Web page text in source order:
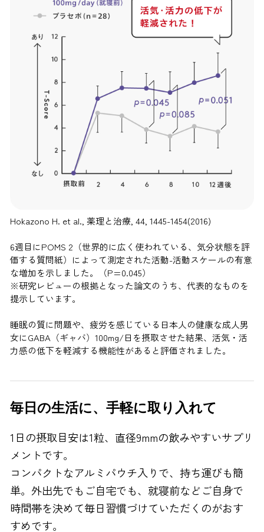
Hokazono H. et al., 薬理と治療, 44, 1445-1454(2016)
6週目にPOMS 2（世界的に広く使われている、気分状態を評
価する質問紙）によって測定された活動-活動スケールの有意
な増加を示しました。（P=0.045）
※研究レビューの根拠となった論文のうち、代表的なものを
提示しています。
睡眠の質に問題や、疲労を感じている日本人の健康な成人男
女にGABA（ギャバ）100mg/日を摂取させた結果、活気・活
力感の低下を軽減する機能性があると評価されました。
毎日の生活に、手軽に取り入れて
1日の摂取目安は1粒、直径9mmの飲みやすいサプリ
メントです。
コンパクトなアルミパウチ入りで、持ち運びも簡
単。外出先でもご自宅でも、就寝前などご自身で
時間帯を決めて毎日習慣づけていただくのがおす
すめです。